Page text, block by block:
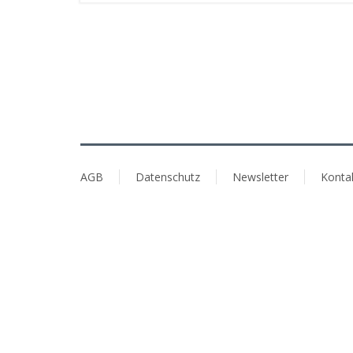
AGB Datenschutz Newsletter